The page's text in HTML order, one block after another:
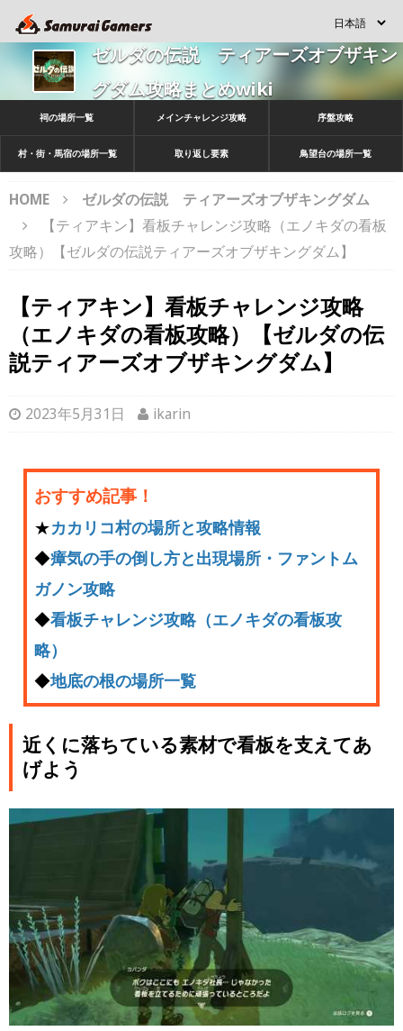
ゼルダの伝説 ティアーズオブザキン
グダム攻略まとめwiki
祠の場所一覧 メインチャレンジ攻略 序盤攻略
村・街・馬宿の場所一覧 取り返し要素 鳥望台の場所一覧
HOME
ゼルダの伝説 ティアーズオブザキングダム
【ティアキン】看板チャレンジ攻略（エノキダの看板
攻略）【ゼルダの伝説ティアーズオブザキングダム】
【ティアキン】看板チャレンジ攻略
（エノキダの看板攻略）【ゼルダの伝
説ティアーズオブザキングダム】
2023年5月31日 ikarin
おすすめ記事！
★カカリコ村の場所と攻略情報
◆瘴気の手の倒し方と出現場所・ファントム
ガノン攻略
◆看板チャレンジ攻略（エノキダの看板攻
略）
◆地底の根の場所一覧
近くに落ちている素材で看板を支えてあ
げよう